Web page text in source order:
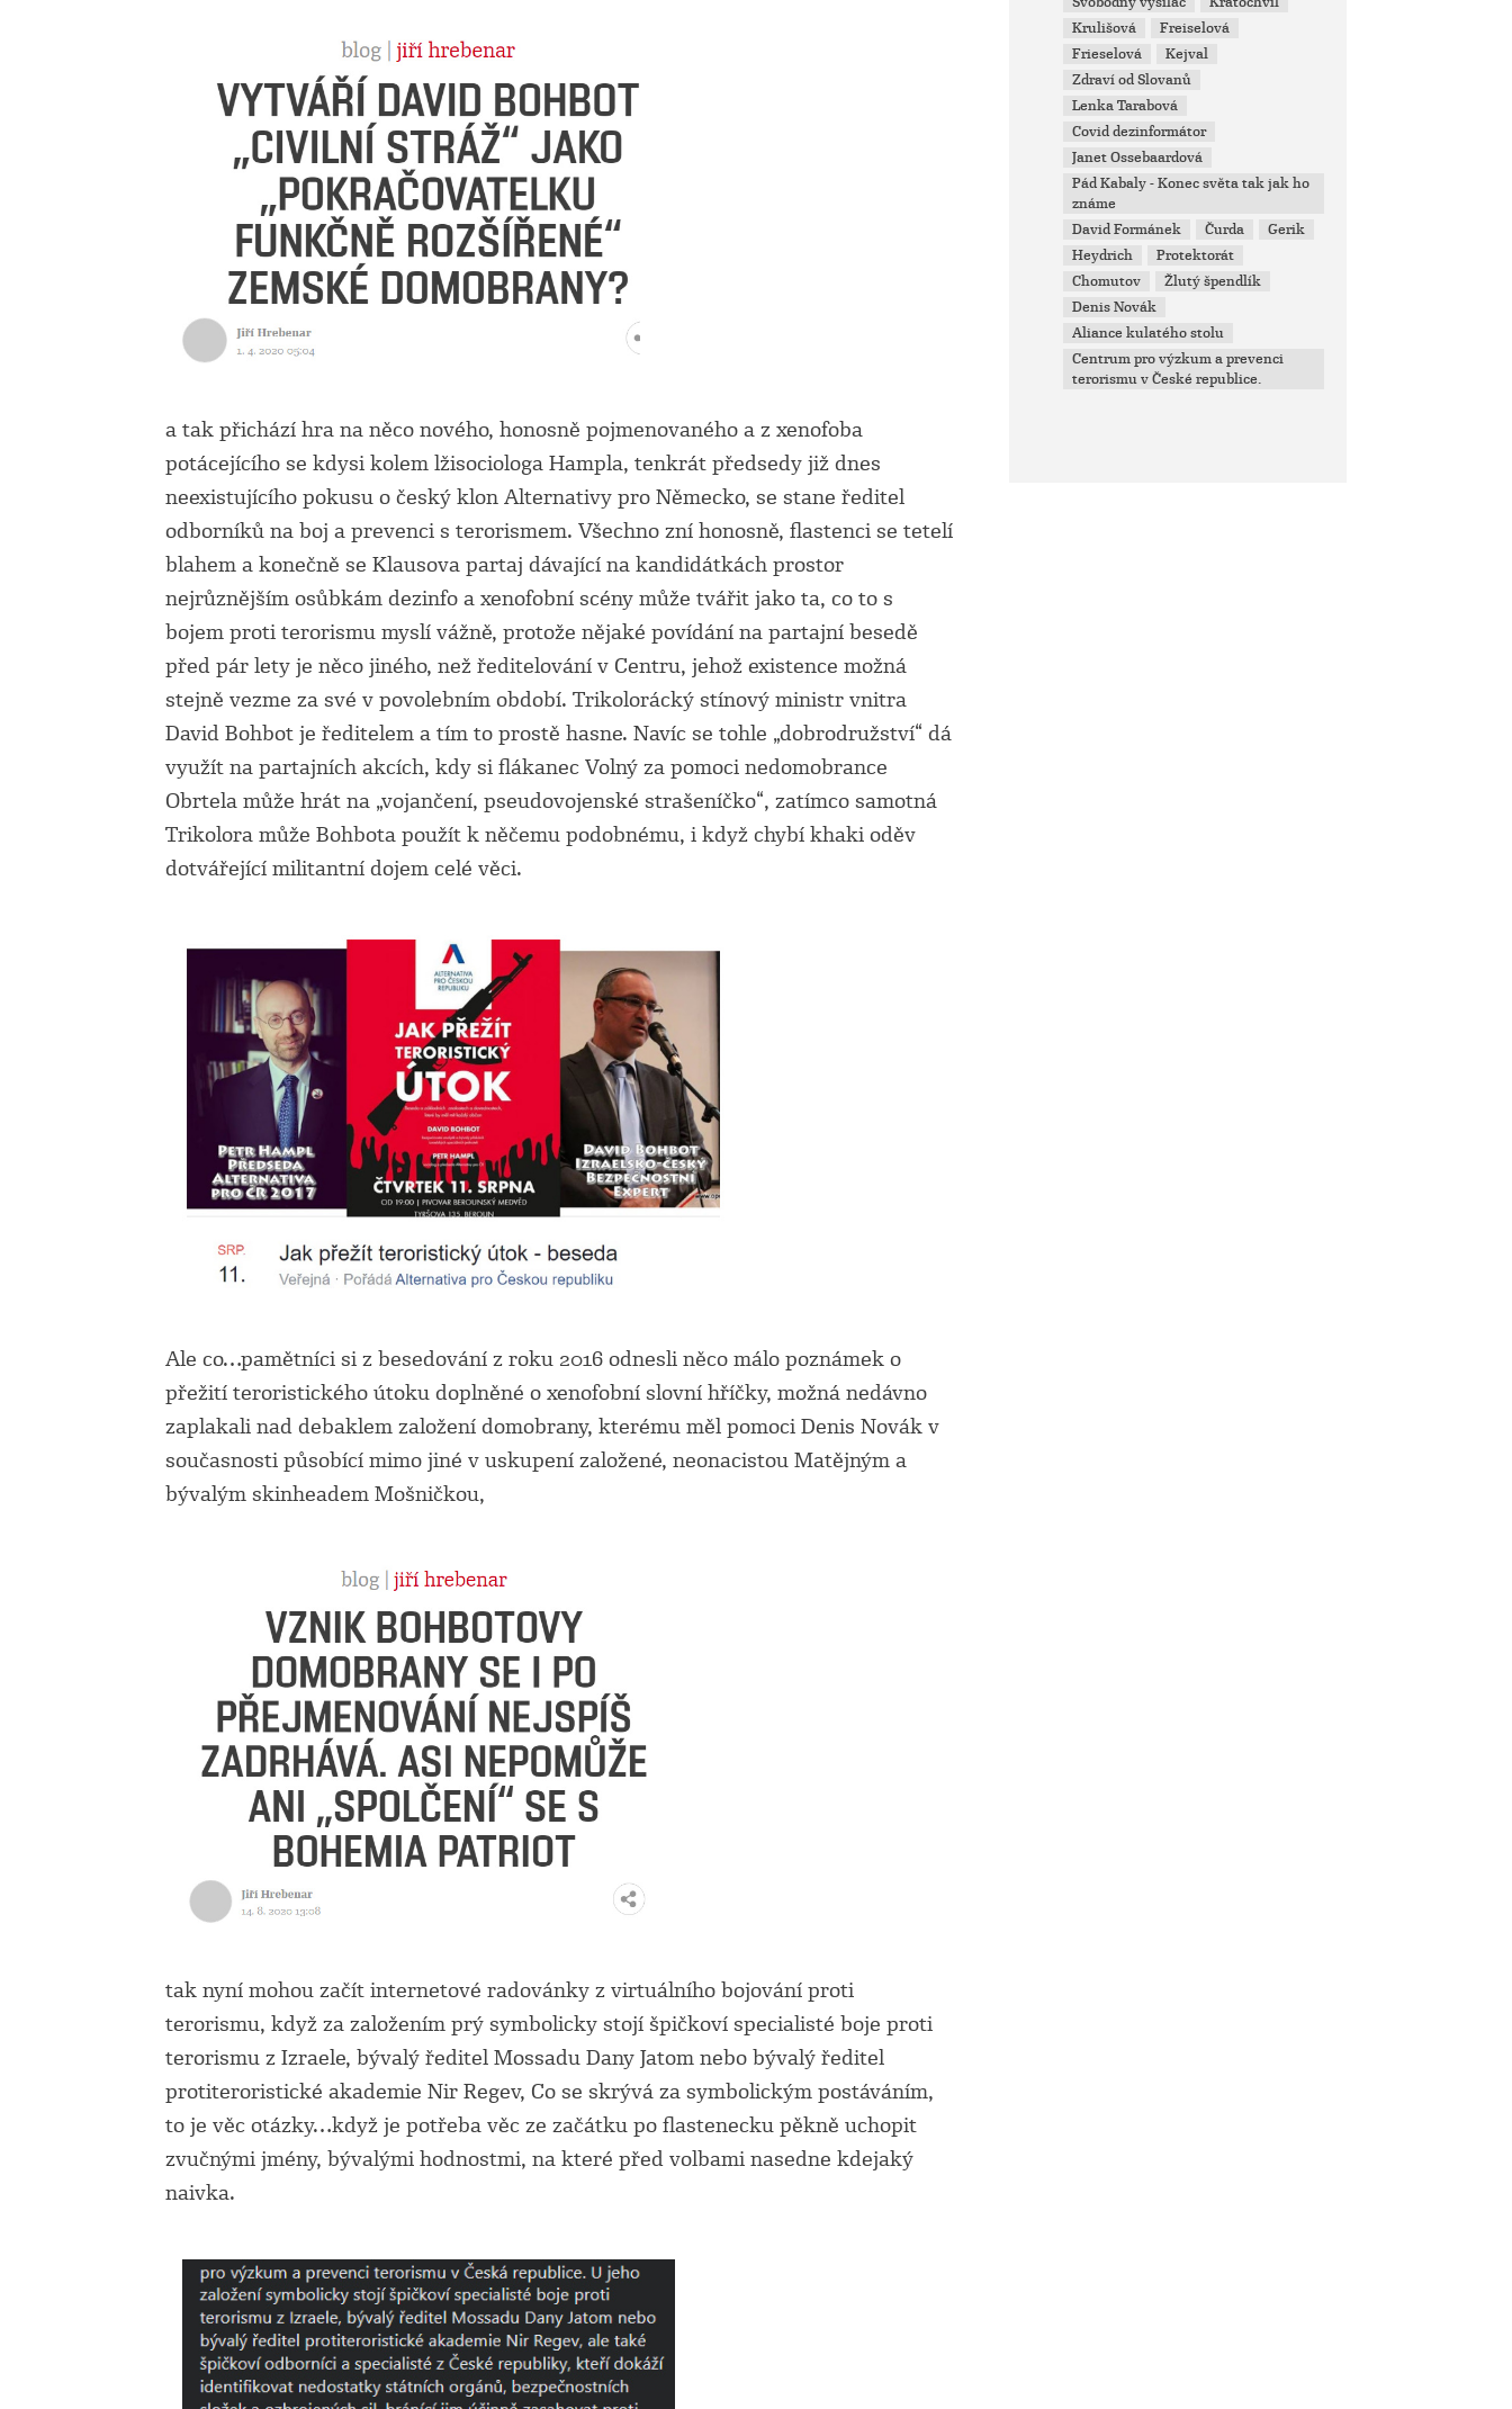
a tak přichází hra na něco nového, honosně pojmenovaného a z xenofoba
potácejícího se kdysi kolem lžisociologa Hampla, tenkrát předsedy již dnes
neexistujícího pokusu o český klon Alternativy pro Německo, se stane ředitel
odborníků na boj a prevenci s terorismem. Všechno zní honosně, flastenci se tetelí
blahem a konečně se Klausova partaj dávající na kandidátkách prostor
nejrůznějším osůbkám dezinfo a xenofobní scény může tvářit jako ta, co to s
bojem proti terorismu myslí vážně, protože nějaké povídání na partajní besedě
před pár lety je něco jiného, než ředitelování v Centru, jehož existence možná
stejně vezme za své v povolebním období. Trikolorácký stínový ministr vnitra
David Bohbot je ředitelem a tím to prostě hasne. Navíc se tohle „dobrodružství“ dá
využít na partajních akcích, kdy si flákanec Volný za pomoci nedomobrance
Obrtela může hrát na „vojančení, pseudovojenské strašeníčko“, zatímco samotná
Trikolora může Bohbota použít k něčemu podobnému, i když chybí khaki oděv
dotvářející militantní dojem celé věci.
Ale co…pamětníci si z besedování z roku 2016 odnesli něco málo poznámek o
přežití teroristického útoku doplněné o xenofobní slovní hříčky, možná nedávno
zaplakali nad debaklem založení domobrany, kterému měl pomoci Denis Novák v
současnosti působící mimo jiné v uskupení založené, neonacistou Matějným a
bývalým skinheadem Mošničkou,
tak nyní mohou začít internetové radovánky z virtuálního bojování proti
terorismu, když za založením prý symbolicky stojí špičkoví specialisté boje proti
terorismu z Izraele, bývalý ředitel Mossadu Dany Jatom nebo bývalý ředitel
protiteroristické akademie Nir Regev, Co se skrývá za symbolickým postáváním,
to je věc otázky…když je potřeba věc ze začátku po flastenecku pěkně uchopit
zvučnými jmény, bývalými hodnostmi, na které před volbami nasedne kdejaký
naivka.
Krulišová
Freiselová
Frieselová
Kejval
Zdraví od Slovanů
Lenka Tarabová
Covid dezinformátor
Janet Ossebaardová
Pád Kabaly - Konec světa tak jak ho
známe
David Formánek
Čurda
Gerik
Heydrich
Protektorát
Chomutov
Žlutý špendlík
Denis Novák
Aliance kulatého stolu
Centrum pro výzkum a prevenci
terorismu v České republice.